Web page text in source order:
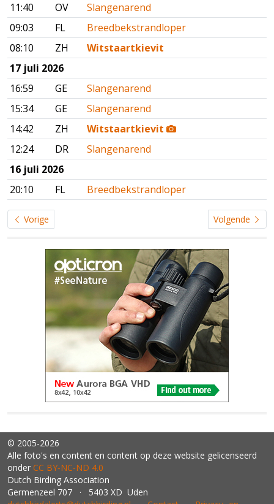
11:40
OV
Slangenarend
09:03
FL
Breedbekstrandloper
08:10
ZH
Witstaartkievit
17 juli 2026
16:59
GE
Slangenarend
15:34
GE
Slangenarend
14:42
ZH
Witstaartkievit
12:24
DR
Slangenarend
16 juli 2026
20:10
FL Breedbekstrandloper
Vorige Volgende
© 2005-2026
Alle foto's en content en content op deze website gelicenseerd
onder CC BY‑NC‑ND 4.0
Dutch Birding Association
Germenzeel 707 · 5403 XD Uden